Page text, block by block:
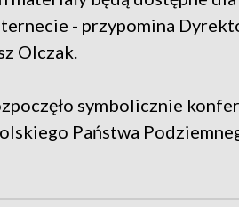
- przypomina
Olczak.
symbolicznie
Państwa